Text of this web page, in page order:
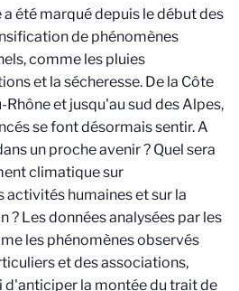
a été marqué depuis le début des
de phénomènes
comme les pluies
et la sécheresse. De la Côte
et jusqu'au sud des Alpes,
se font désormais sentir. A
un proche avenir ? Quel sera
climatique sur
activités humaines et sur la
? Les données analysées par les
les phénomènes observés
et des associations,
la montée du trait de